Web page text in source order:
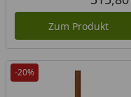
Zum Produkt
-20%